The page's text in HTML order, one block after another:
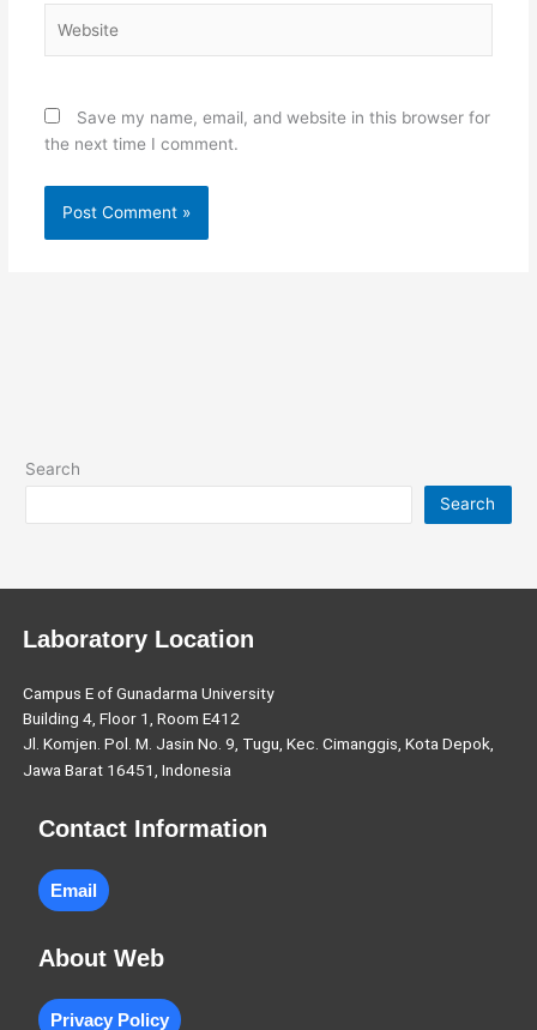
Save my name, email, and website in this browser for
the next time I comment.
Search
Search
Laboratory Location
Campus E of Gunadarma University
Building 4, Floor 1, Room E412
Jl. Komjen. Pol. M. Jasin No. 9, Tugu, Kec. Cimanggis, Kota Depok,
Jawa Barat 16451, Indonesia
Contact Information
Email
About Web
Privacy Policy